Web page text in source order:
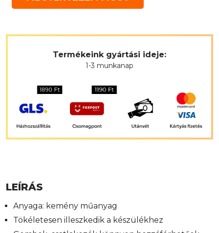
Termékeink gyártási ideje:
1-3 munkanap
LEÍRÁS
Anyaga: kemény műanyag
Tökéletesen illeszkedik a készülékhez